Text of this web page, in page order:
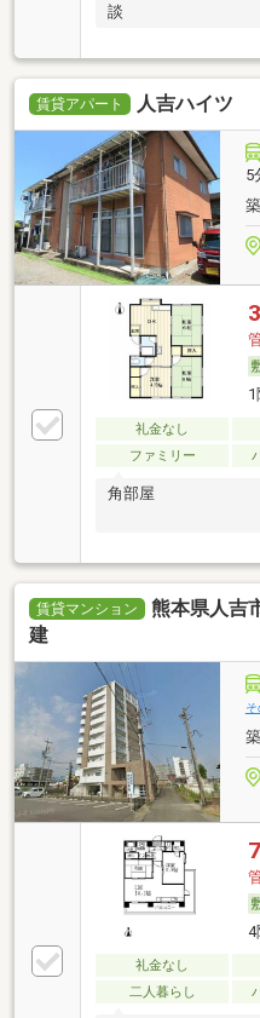
談
賃貸アパート 人吉ハイツ
5
礼金なし
ファミリー
角部屋
賃貸マンション
熊本県人吉
建
4
礼金なし
二人暮らし